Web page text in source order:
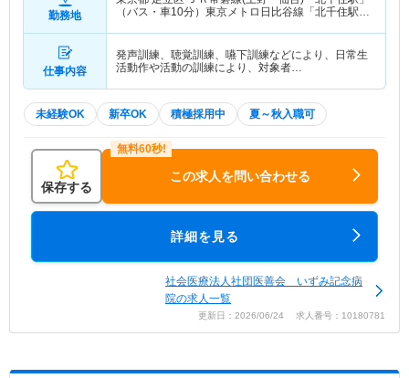
勤務地
（バス・車10分）東京メトロ日比谷線「北千住駅」
仕事内容
発声訓練、聴覚訓練、嚥下訓練などにより、日常生
活動作や活動の訓練により、対象者…
未経験OK 新卒OK 積極採用中 夏～秋入職可
保存する
この求人を問い合わせる
詳細を見る
社会医療法人社団医善会 いずみ記念病
院の求人一覧
更新日：2026/06/24 求人番号：10180781